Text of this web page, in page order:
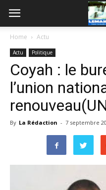
Home Actu
Actu Politique
Coyah : le
l’union
By La Rédaction - 7 septembre